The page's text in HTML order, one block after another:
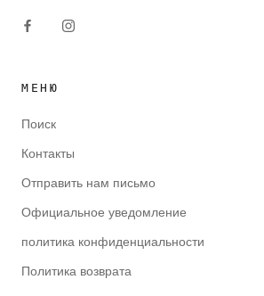
МЕНЮ
Поиск
Контакты
Отправить нам письмо
Официальное уведомление
политика конфиденциальности
Политика возврата